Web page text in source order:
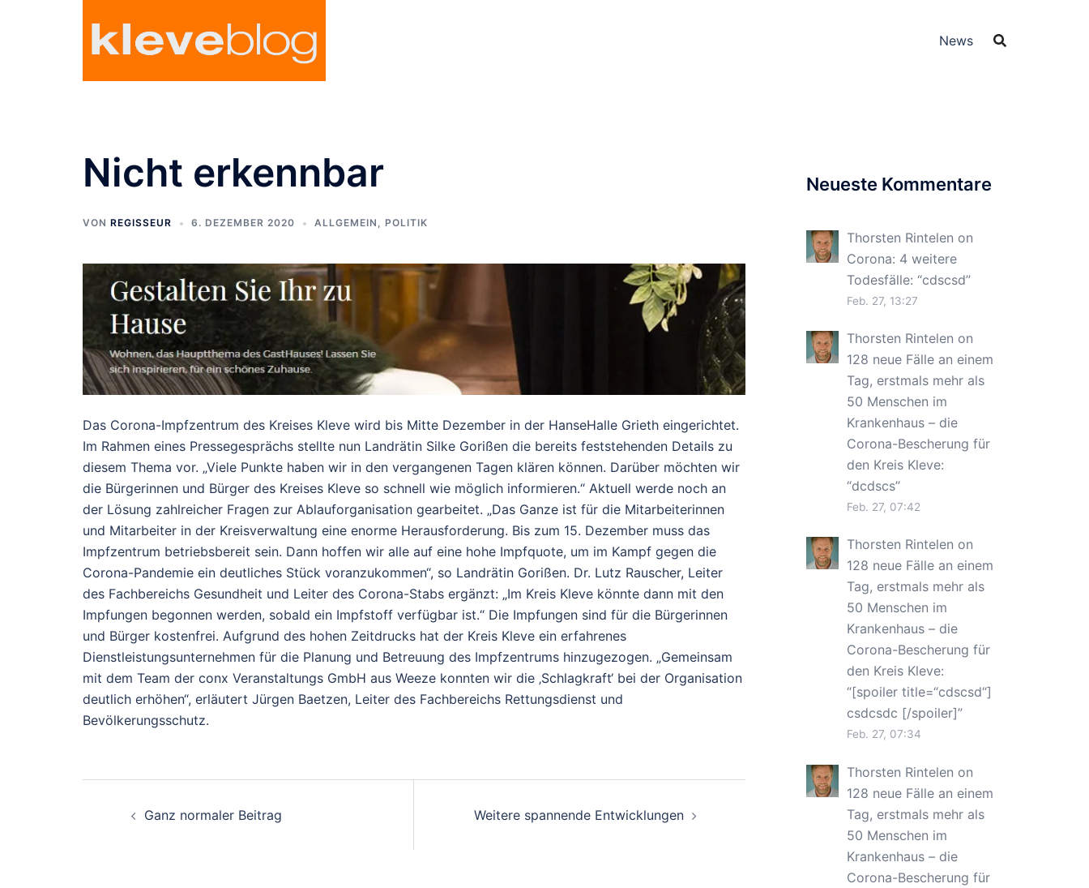
News
Nicht erkennbar
VON REGISSEUR 6. DEZEMBER 2020 ALLGEMEIN , POLITIK
Das Corona-Impfzentrum des Kreises Kleve wird bis Mitte Dezember in der HanseHalle Grieth eingerichtet.
Im Rahmen eines Pressegesprächs stellte nun Landrätin Silke Gorißen die bereits feststehenden Details zu
diesem Thema vor. „Viele Punkte haben wir in den vergangenen Tagen klären können. Darüber möchten wir
die Bürgerinnen und Bürger des Kreises Kleve so schnell wie möglich informieren.“ Aktuell werde noch an
der Lösung zahlreicher Fragen zur Ablauforganisation gearbeitet. „Das Ganze ist für die Mitarbeiterinnen
und Mitarbeiter in der Kreisverwaltung eine enorme Herausforderung. Bis zum 15. Dezember muss das
Impfzentrum betriebsbereit sein. Dann hoffen wir alle auf eine hohe Impfquote, um im Kampf gegen die
Corona-Pandemie ein deutliches Stück voranzukommen“, so Landrätin Gorißen. Dr. Lutz Rauscher, Leiter
des Fachbereichs Gesundheit und Leiter des Corona-Stabs ergänzt: „Im Kreis Kleve könnte dann mit den
Impfungen begonnen werden, sobald ein Impfstoff verfügbar ist.“ Die Impfungen sind für die Bürgerinnen
und Bürger kostenfrei. Aufgrund des hohen Zeitdrucks hat der Kreis Kleve ein erfahrenes
Dienstleistungsunternehmen für die Planung und Betreuung des Impfzentrums hinzugezogen. „Gemeinsam
mit dem Team der conx Veranstaltungs GmbH aus Weeze konnten wir die ‚Schlagkraft‘ bei der Organisation
deutlich erhöhen“, erläutert Jürgen Baetzen, Leiter des Fachbereichs Rettungsdienst und
Bevölkerungsschutz.
Ganz normaler Beitrag Weitere spannende Entwicklungen
Neueste Kommentare
Thorsten Rintelen on
Corona: 4 weitere
Todesfälle: “cdscsd”
Feb. 27, 13:27
Thorsten Rintelen on
128 neue Fälle an einem
Tag, erstmals mehr als
50 Menschen im
Krankenhaus – die
Corona-Bescherung für
den Kreis Kleve:
“dcdscs”
Feb. 27, 07:42
Thorsten Rintelen on
128 neue Fälle an einem
Tag, erstmals mehr als
50 Menschen im
Krankenhaus – die
Corona-Bescherung für
den Kreis Kleve:
“[spoiler title=“cdscsd“]
csdcsdc [/spoiler]”
Feb. 27, 07:34
Thorsten Rintelen on
128 neue Fälle an einem
Tag, erstmals mehr als
50 Menschen im
Krankenhaus – die
Corona-Bescherung für